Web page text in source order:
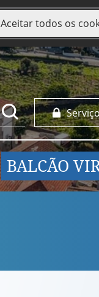
Aceitar todos os
BALCÃO